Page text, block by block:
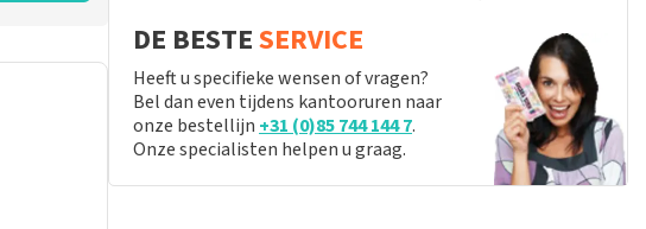
DE BESTESERVICE
Heeft u specifieke wensen of vragen?
Bel dan even tijdens kantooruren naar
onze bestellijn +31 (0)85 744 144 7.
Onze specialisten helpen u graag.